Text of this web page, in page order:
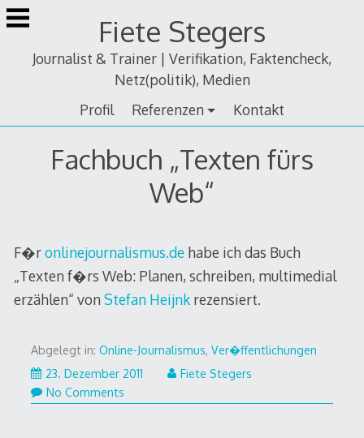
Zum
Inhalt
Fiete Stegers
Journalist & Trainer | Verifikation, Faktencheck,
Netz(politik), Medien
Profil
Referenzen Kontakt
Fachbuch „Texten fürs
Web“
F�ronlinejournalismus.dehabe ich das Buch
„Texten f�rs Web: Planen, schreiben, multimedial
erzählen“ vonStefan Heijnkrezensiert.
Abgelegt in: Online-Journalismus, Ver�ffentlichungen
23. Dezember 201123.
Fiete Stegers
No Comments